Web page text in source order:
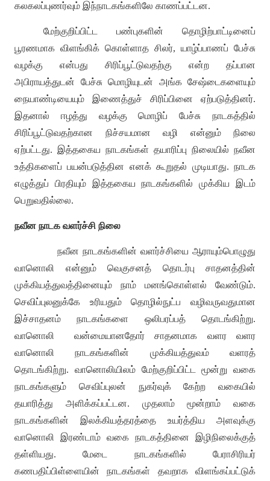
கலகலப்புணர்வும் இந்நாடகங்களிலே காணப்பட்டன.
மேற்குறிப்பிட்ட பண்புகளின் தொழிற்பாட்டினைப்
பூரணமாக விளங்கிக் கொள்ளாத சிலர், யாழ்ப்பாணப் பேச்சு
வழக்கு என்பது சிரிப்பூட்டுவதற்கு என்ற தப்பான
அபிராயத்துடன் பேச்சு மொழியுடன் அங்க சேஷ்டைகளையும்
நையாண்டியையும் இணைத்துச் சிரிப்பினை ஏற்படுத்தினர்.
இதனால் ஈழத்து வழக்கு மொழிப் பேச்சு நாடகத்தில்
சிரிப்பூட்டுவதற்கான நிச்சயமான வழி என்னும் நிலை
ஏற்பட்டது. இத்தகைய நாடகங்கள் தயாரிப்பு நிலையில் நவீன
உத்திகளைப் பயன்படுத்தின எனக் கூறுதல் முடியாது.நாடக
எழுத்துப் பிரதியும் இத்தகைய நாடகங்களில் முக்கிய இடம்
பெறுவதில்லை.
நவீன நாடக வளர்ச்சி நிலை
நவீன நாடகங்களின் வளர்ச்சியை ஆராயும்பொழுது
வானொலி என்னும் வெகுசனத் தொடர்பு சாதனத்தின்
முக்கியத்துவத்தினையும் நாம் மனங்கொள்ளல் வேண்டும்.
செவிப்புலனுக்கே உரியதும் தொழில்நுட்ப வழிவருவதுமான
இச்சாதனம் நாடகங்களை ஒலிபரப்பத் தொடங்கிற்று.
வானொலி
வன்மையானதோர் சாதனமாக வளர வளர
வானொலி நாடகங்களின் முக்கியத்துவம் வளரத்
தொடங்கிற்று. வானொலியிலம் மேற்குறிப்பிட்ட மூன்று வகை
நாடகங்களும் செவிப்புலன் நுகர்வுக் கேற்ற வகையில்
தயாரித்து அளிக்கப்பட்டன. முதலாம் மூன்றாம் வகை
நாடகங்களின் இலக்கியத்தரத்தை உயர்த்திய அளவுக்கு
வானொலி இரண்டாம் வகை நாடகத்தினை இழிநிலைக்குத்
தள்ளியது.மேடை நாடகங்களில் பேராசிரியர்
கணபதிப்பிள்ளையின் நாடகங்கள் தவறாக விளங்கப்பட்டுக்